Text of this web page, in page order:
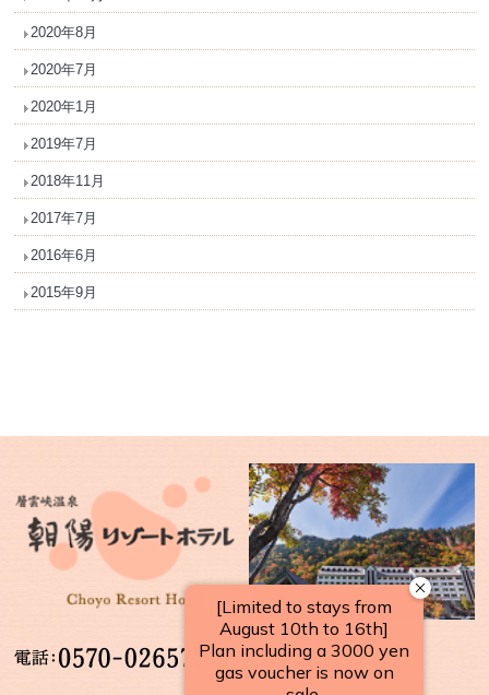
2020年8月
2020年7月
2020年1月
2019年7月
2018年11月
2017年7月
2016年6月
2015年9月
【受付時間】
10：00～17：00